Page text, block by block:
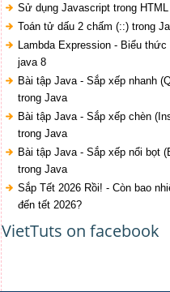
Sử dụng Javascript trong HTML
Toán tử dấu 2 chấm (::) trong
Lambda Expression - Biểu thức
java 8
Bài tập Java - Sắp xếp nhanh
trong Java
Bài tập Java - Sắp xếp chèn
trong Java
Bài tập Java - Sắp xếp nổi bọt
trong Java
Sắp Tết 2026 Rồi! - Còn bao
đến tết 2026?
VietTuts on facebook